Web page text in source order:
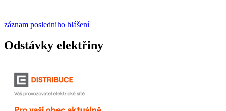
záznam posledniho hlášení
Odstávky elektřiny